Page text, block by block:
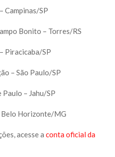
Campinas/SP
Bonito – Torres/RS
Piracicaba/SP
– São Paulo/SP
– Jahu/SP
Belo Horizonte/MG
acesse a conta oficial da